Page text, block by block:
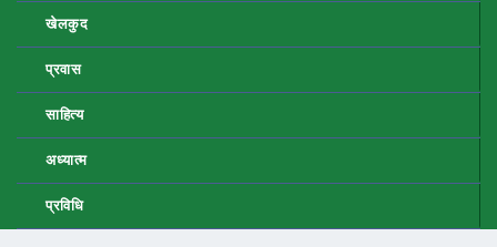
खेलकुद
प्रवास
साहित्य
अध्यात्म
प्रविधि